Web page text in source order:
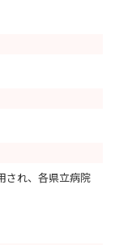
され、各県立病院